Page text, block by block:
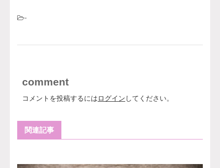
-
comment
コメントを投稿するにはログイン してください。
関連記事